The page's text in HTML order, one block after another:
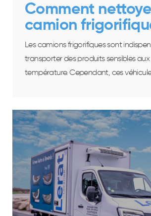
Comment
camion
Les camions frigorifiques sont
transporter des produits sensibles
température. Cependant, ces